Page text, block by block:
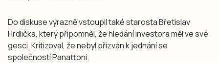
Do diskuse výrazně vstoupil také starosta Břetislav
Hrdlička, který připomněl, že hledání investora měl ve své
gesci. Kritizoval, že nebyl přizván k jednání se
společností Panattoni.